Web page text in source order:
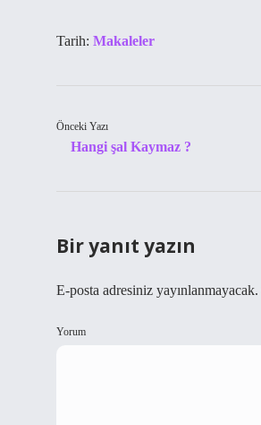
Tarih: Makaleler
Önceki Yazı
Hangi şal Kaymaz ?
Bir yanıt yazın
E-posta adresiniz yayınlanmayacak.
Yorum